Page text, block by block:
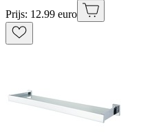
Prijs: 12.99 euro